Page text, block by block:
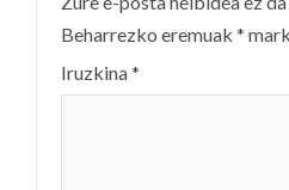
Beharrezko eremuak *
Iruzkina*